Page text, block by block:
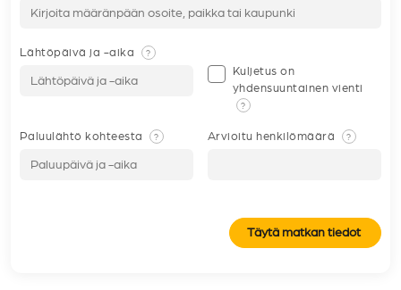
Lähtöpäivä ja -aika ?
Kuljetus on
yhdensuuntainen vienti
?
Paluulähtö kohteesta ? Arvioitu henkilömäärä ?
Täytä matkan tiedot